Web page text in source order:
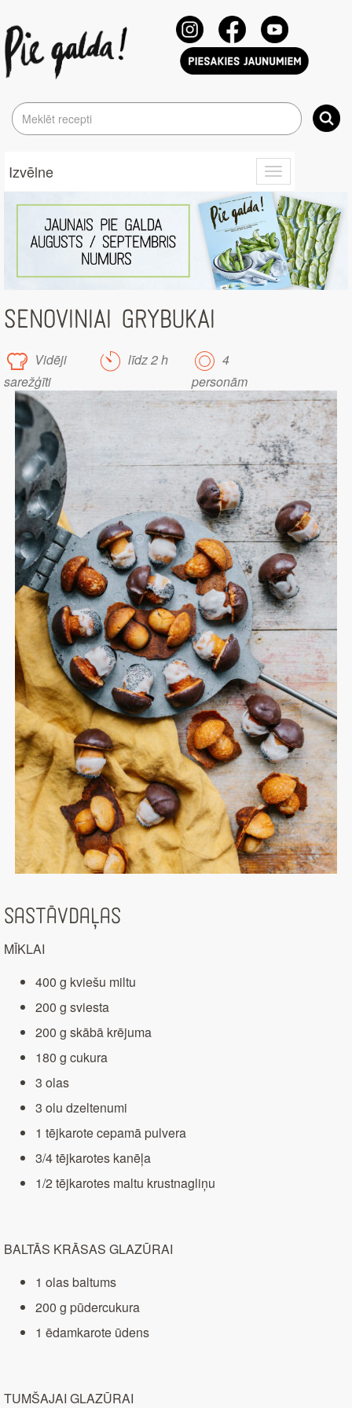
Toggle
navigation
Izvēlne
SENOVINIAI GRYBUKAI
Vidēji
sarežģīti
līdz 2 h
4
personām
Sastāvdaļas
MĪKLAI
400 g kviešu miltu
200 g sviesta
200 g skābā krējuma
180 g cukura
3 olas
3 olu dzeltenumi
1 tējkarote cepamā pulvera
3/4 tējkarotes kanēļa
1/2 tējkarotes maltu krustnagliņu
BALTĀS KRĀSAS GLAZŪRAI
1 olas baltums
200 g pūdercukura
1 ēdamkarote ūdens
TUMŠAJAI GLAZŪRAI